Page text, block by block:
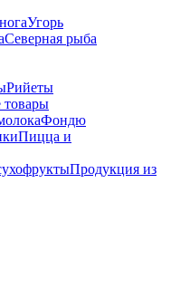
Угорь
Северная рыба
Рийеты
товары
Фондю
Пицца и
Продукция из